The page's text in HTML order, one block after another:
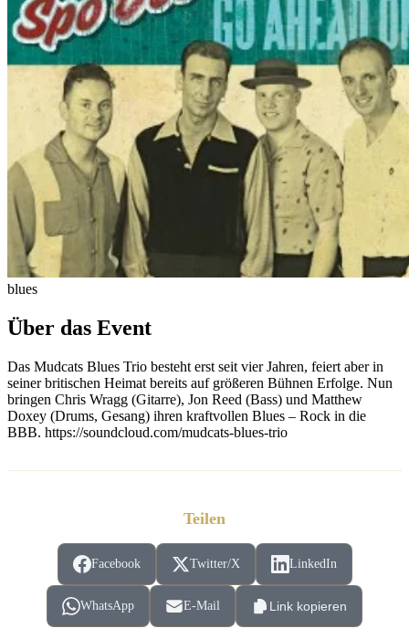
blues
Über das Event
Das Mudcats Blues Trio besteht erst seit vier Jahren, feiert aber in
seiner britischen Heimat bereits auf größeren Bühnen Erfolge. Nun
bringen Chris Wragg (Gitarre), Jon Reed (Bass) und Matthew
Doxey (Drums, Gesang) ihren kraftvollen Blues – Rock in die
BBB. https://soundcloud.com/mudcats-blues-trio
Teilen
Facebook Twitter/X LinkedIn
WhatsApp E-Mail Link kopieren